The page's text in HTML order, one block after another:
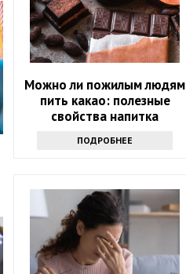
Можно ли пожилым людям
пить какао: полезные
свойства напитка
ПОДРОБНЕЕ